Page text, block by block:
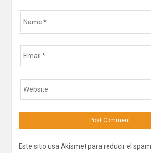
*
*
Este sitio usa Akismet para reducir el spam.